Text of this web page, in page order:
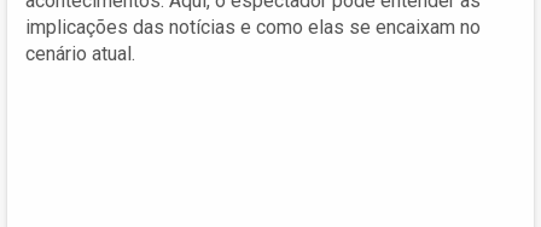
implicações das notícias e como elas se encaixam no
cenário atual.